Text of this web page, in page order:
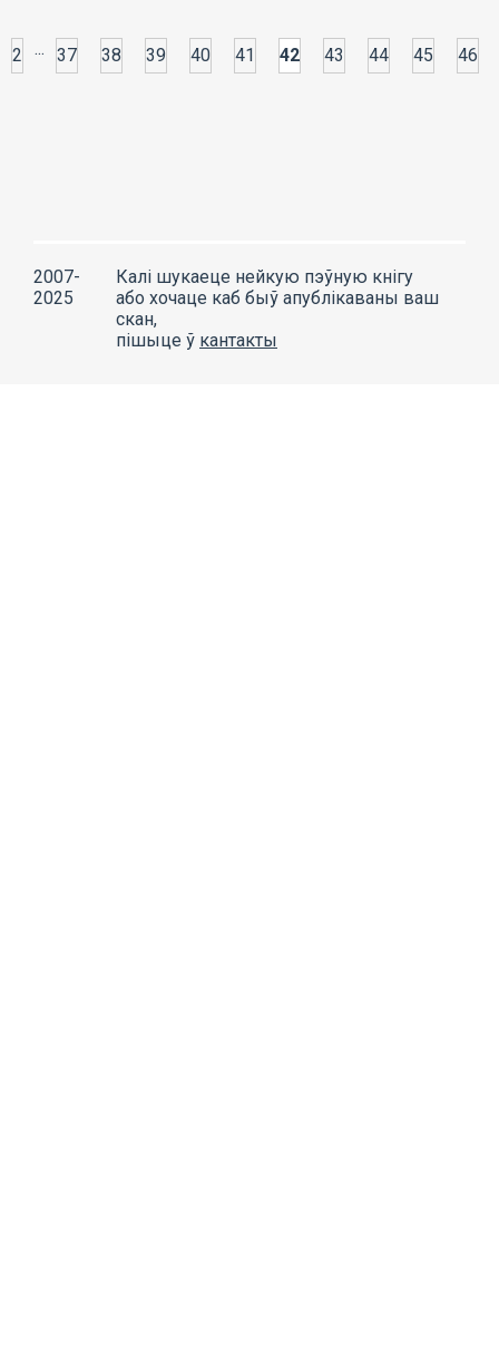
2 ... 37 38 39 40 41 42 43 44 45 46
2007-
2025
Калі шукаеце нейкую пэўную кнігу
або хочаце каб быў апублікаваны ваш
скан,
пішыце ў кантакты